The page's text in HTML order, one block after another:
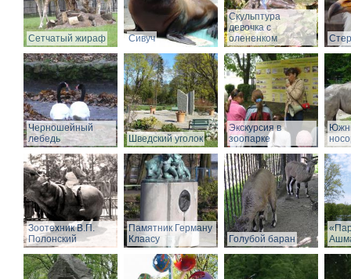
Сетчатый жираф Сивуч
Скульптура
девочка с
олененком
Черношейный
лебедь
Шведский уголок
Экскурсия в
зоопарке
Зоотехник В.П.
Полонский
Памятник Герману
Клаасу
Голубой баран